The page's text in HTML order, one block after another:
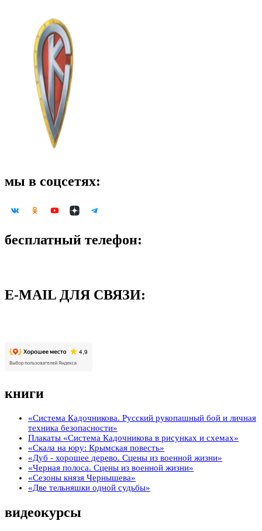
мы в соцсетях:
бесплатный телефон:
E-MAIL ДЛЯ СВЯЗИ:
книги
«Система Кадочникова. Русский рукопашный бой и личная
техника безопасности»
Плакаты «Система Кадочникова в рисунках и схемах»
«Скала на юру: Крымская повесть»
«Дуб - хорошее дерево. Сцены из военной жизни»
«Черная полоса. Сцены из военной жизни»
«Сезоны князя Чернышева»
«Две тельняшки одной судьбы»
видеокурсы